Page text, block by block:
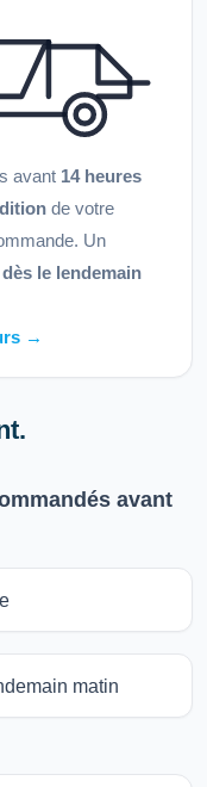
avant 14 heures
de votre
Un
dès le lendemain
→
avant
matin